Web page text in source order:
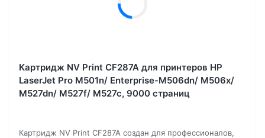
Картридж NV Print CF287A для принтеров HP
LaserJet Pro M501n/ Enterprise-M506dn/ M506x/
M527dn/ M527f/ M527c, 9000 страниц
Картридж NV Print CF287A создан для профессионалов,